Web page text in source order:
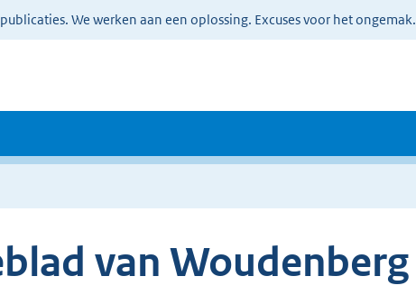
We werken aan een oplossing. Excuses voor het ongemak.
van Woudenberg